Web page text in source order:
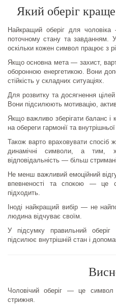
Який оберіг краще
Найкращий оберіг для
поточному стану та завданням.
оскільки кожен символ працює з
Якщо основна мета — захист,
оборонною енергетикою. Вони
стійкість у складних ситуаціях.
Для розвитку та досягнення
Вони підсилюють мотивацію,
Якщо важливо зберігати баланс
на обереги гармонії та внутрішньої
Також варто враховувати спосіб
динамічні символи, а тим,
відповідальність — більш
Не менш важливий емоційний
впевненості та спокою — це
підходить.
Іноді найкращий вибір — не
людина відчуває своїм.
У підсумку правильний
підсилює внутрішній стан і
Чоловічий оберіг — це символ
стрижня.